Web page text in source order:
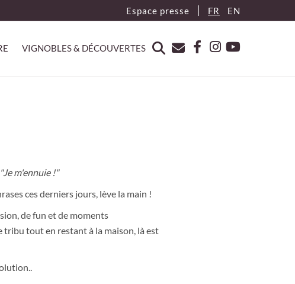
m'ennuie !"
ces derniers jours, lève la main !
de fun et de moments
tout en restant à la maison, là est
Espace presse FR EN
VIGNOBLES & DÉCOUVERTES